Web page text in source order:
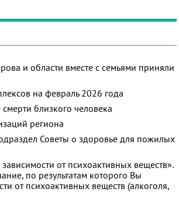
и области вместе с семьями приняли
на февраль 2026 года
близкого человека
региона
Советы о здоровье для пожилых
от психоактивных веществ».
по результатам которого Вы
от психоактивных веществ (алкоголя,